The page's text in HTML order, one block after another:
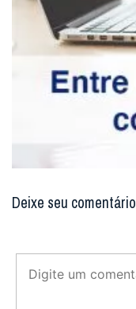
Deixe seu comentário